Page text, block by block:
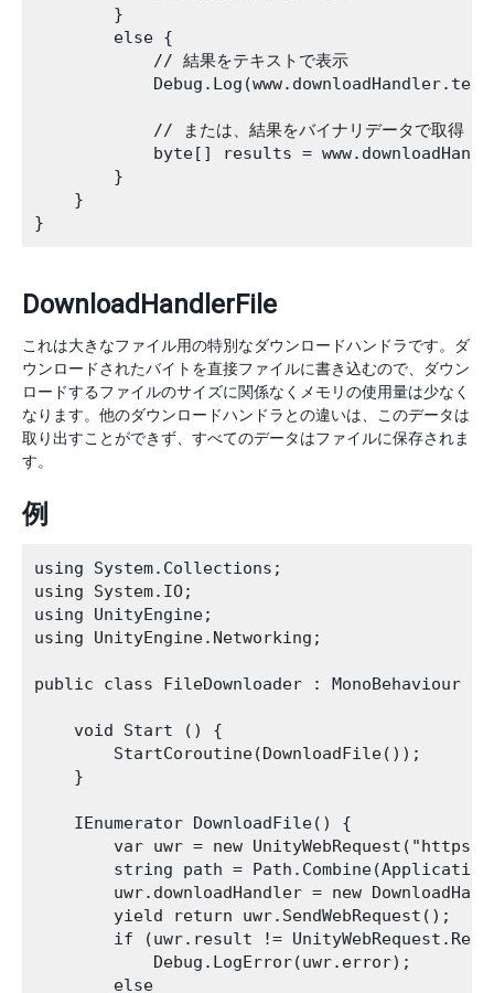
        }
        else {
            // 結果をテキストで表示
            // または、結果をバイナリデータで取得
byte[] results =
        }
    }
DownloadHandlerFile
これは大きなファイル用の特別なダウンロードハンドラです。ダ
ウンロードされたバイトを直接ファイルに書き込むので、ダウン
ロードするファイルのサイズに関係なくメモリの使用量は少なく
なります。他のダウンロードハンドラとの違いは、このデータは
取り出すことができず、すべてのデータはファイルに保存されま
す。
例
using System.Collections;
using System.IO;
using UnityEngine;
using UnityEngine.Networking;
public class FileDownloader : MonoBehaviour {
    void Start () {
        StartCoroutine(DownloadFile());
    }
    IEnumerator DownloadFile() {
var uwr = new
string path =
uwr.downloadHandler = new
        yield return uwr.SendWebRequest();
if (uwr.result !=
            Debug.LogError(uwr.error);
        else